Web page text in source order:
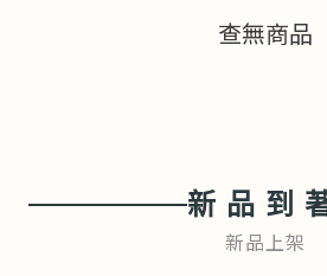
查無商品
新品到
新品上架